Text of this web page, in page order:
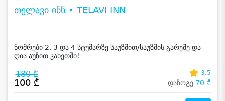
თელავი ინნ • TELAVI INN
ნომრები 2, 3 და 4 სტუმარზე საუზმით/საუზმის გარეშე და
ღია აუზით კახეთში!
180 ₾
100 ₾
3.5
დაზოგე 70 ₾